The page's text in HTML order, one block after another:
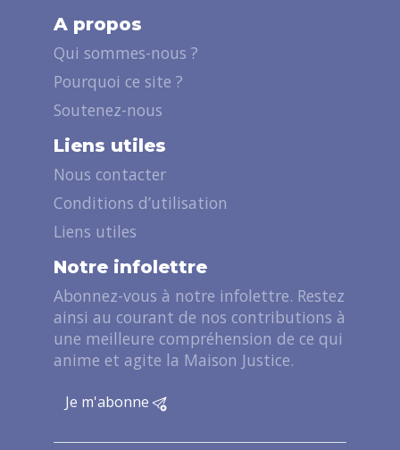
A propos
Qui sommes-nous ?
Pourquoi ce site ?
Soutenez-nous
Liens utiles
Nous contacter
Conditions d’utilisation
Liens utiles
Notre infolettre
Abonnez-vous à notre infolettre. Restez
ainsi au courant de nos contributions à
une meilleure compréhension de ce qui
anime et agite la Maison Justice.
Je m'abonne